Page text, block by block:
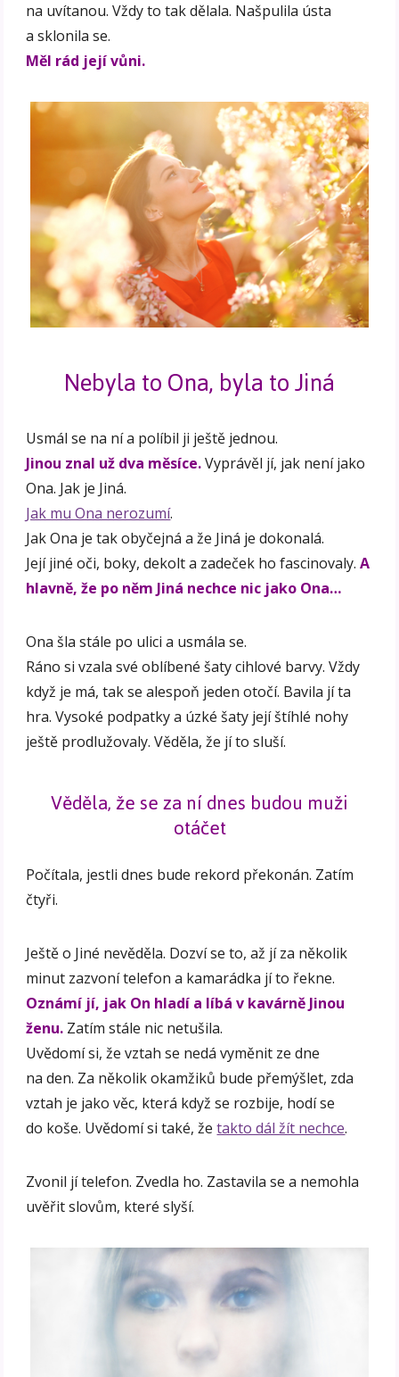
na uvítanou. Vždy to tak dělala. Našpulila ústa
a sklonila se.
Měl rád její vůni.
Nebyla to Ona, byla to Jiná
Usmál se na ní a políbil ji ještě jednou.
Jinou znal už dva měsíce.Vyprávěl jí, jak není jako
Ona. Jak je Jiná.
Jak mu Ona nerozumí.
Jak Ona je tak obyčejná a že Jiná je dokonalá.
Její jiné oči, boky, dekolt a zadeček ho fascinovaly.A
hlavně, že po něm Jiná nechce nic jako Ona…
Ona šla stále po ulici a usmála se.
Ráno si vzala své oblíbené šaty cihlové barvy. Vždy
když je má, tak se alespoň jeden otočí. Bavila jí ta
hra. Vysoké podpatky a úzké šaty její štíhlé nohy
ještě prodlužovaly. Věděla, že jí to sluší.
Věděla, že se za ní dnes budou muži
otáčet
Počítala, jestli dnes bude rekord překonán. Zatím
čtyři.
Ještě o Jiné nevěděla. Dozví se to, až jí za několik
minut zazvoní telefon a kamarádka jí to řekne.
Oznámí jí, jak On hladí a líbá v kavárně Jinou
ženu. Zatím stále nic netušila.
Uvědomí si, že vztah se nedá vyměnit ze dne
na den. Za několik okamžiků bude přemýšlet, zda
vztah je jako věc, která když se rozbije, hodí se
do koše. Uvědomí si také, žetakto dál žít nechce.
Zvonil jí telefon. Zvedla ho. Zastavila se a nemohla
uvěřit slovům, které slyší.